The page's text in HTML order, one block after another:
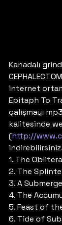
Kanadalı
internet
Epitaph To
çalışmayı
kalitesinde
(http://
indirebilirsiniz.
1. The
2. The
3. A
4. The
5. Feast of
6. Tide of